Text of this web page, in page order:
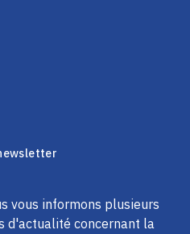
vous informons plusieurs
d'actualité concernant la